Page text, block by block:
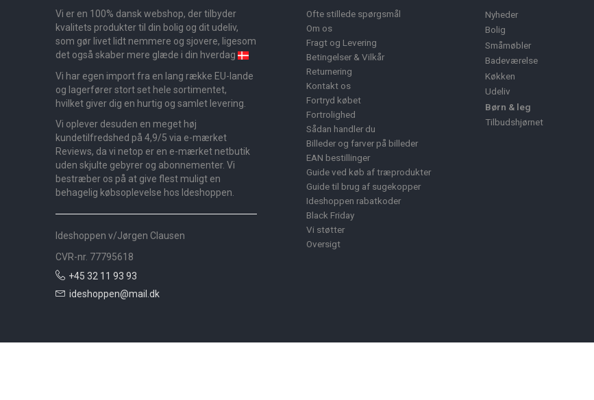
Vi er en 100% dansk webshop, der tilbyder
kvalitets produkter til din bolig og dit udeliv,
som gør livet lidt nemmere og sjovere, ligesom
det også skaber mere glæde i din hverdag
Vi har egen import fra en lang række EU-lande
og lagerfører stort set hele sortimentet,
hvilket giver dig en hurtig og samlet levering.
Vi oplever desuden en meget høj
kundetilfredshed på 4,9/5 via e-mærket
Reviews, da vi netop er en e-mærket netbutik
uden skjulte gebyrer og abonnementer. Vi
bestræber os på at give flest muligt en
behagelig købsoplevelse hos Ideshoppen.
Ideshoppen v/Jørgen Clausen
CVR-nr. 77795618
+45 32 11 93 93
ideshoppen@mail.dk
Ofte stillede spørgsmål
Om os
Fragt og Levering
Betingelser & Vilkår
Returnering
Kontakt os
Fortryd købet
Fortrolighed
Sådan handler du
Billeder og farver på billeder
EAN bestillinger
Guide ved køb af træprodukter
Guide til brug af sugekopper
Ideshoppen rabatkoder
Black Friday
Vi støtter
Oversigt
Nyheder
Bolig
Småmøbler
Badeværelse
Køkken
Udeliv
Børn & leg
Tilbudshjørnet